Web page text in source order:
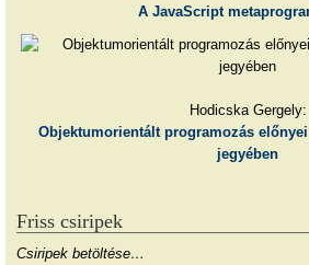
A JavaScript
Hodicska Gergely:
Objektumorientált programozás
jegyében
Friss csiripek
Csiripek betöltése…